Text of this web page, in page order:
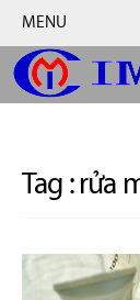
MENU
Tag : rửa